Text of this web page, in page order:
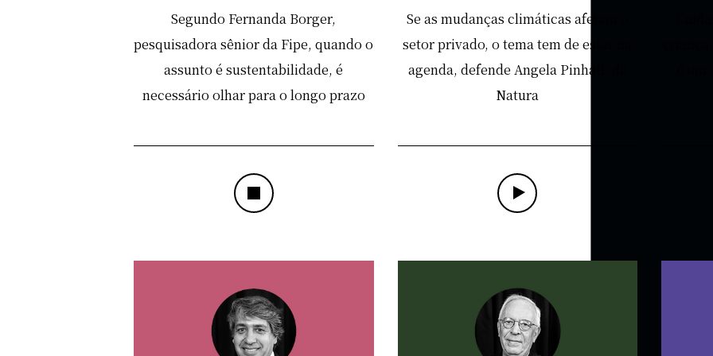
Segundo Fernanda Borger,
pesquisadora sênior da Fipe, quando o
assunto é sustentabilidade, é
necessário olhar para o longo prazo
Se as mudanças climáticas afetam o
setor privado, o tema tem de estar na
agenda, defende Angela Pinhati, da
Natura